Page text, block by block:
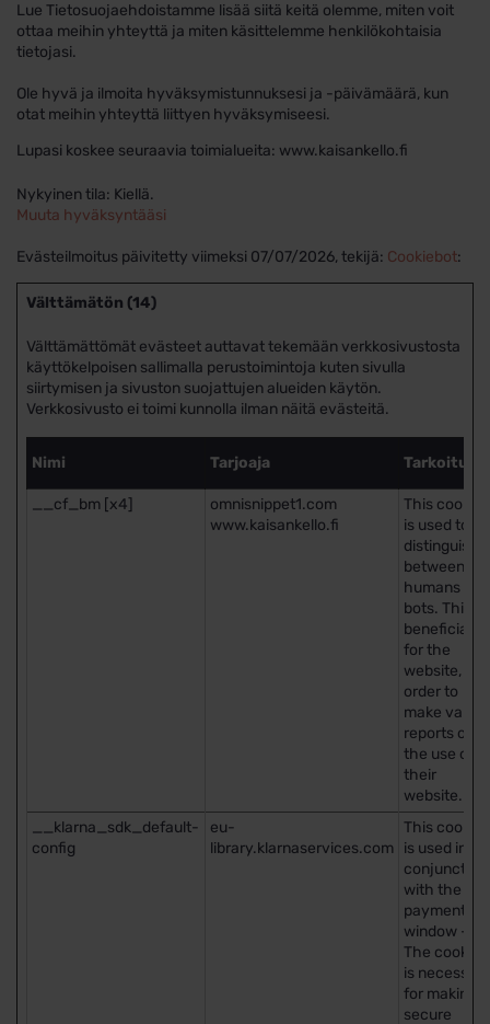
Lue Tietosuojaehdoistamme lisää siitä keitä olemme, miten voit
ottaa meihin yhteyttä ja miten käsittelemme henkilökohtaisia
tietojasi.
Ole hyvä ja ilmoita hyväksymistunnuksesi ja -päivämäärä, kun
otat meihin yhteyttä liittyen hyväksymiseesi.
Lupasi koskee seuraavia toimialueita: www.kaisankello.fi
Nykyinen tila: Kiellä.
Muuta hyväksyntääsi
Evästeilmoitus päivitetty viimeksi 07/07/2026, tekijä: Cookiebot:
Välttämätön (14)
Välttämättömät evästeet auttavat tekemään verkkosivustosta
käyttökelpoisen sallimalla perustoimintoja kuten sivulla
siirtymisen ja sivuston suojattujen alueiden käytön.
Verkkosivusto ei toimi kunnolla ilman näitä evästeitä.
Nimi Tarjoaja Tarkoitus
__cf_bm [x4]
omnisnippet1.com
www.kaisankello.fi
This cookie
is used to
distinguish
between
humans and
bots. This is
beneficial
for the
website, in
order to
make valid
reports on
the use of
their
website.
__klarna_sdk_default-
config
eu-
library.klarnaservices.com
This cookie
is used in
conjunction
with the
payment
window -
The cookie
is necessary
for making
secure